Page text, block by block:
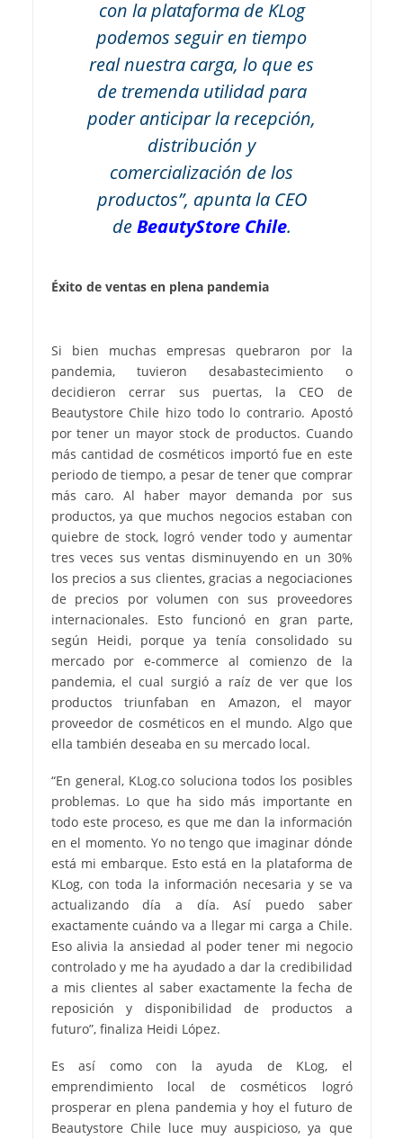
con la plataforma de KLog
podemos seguir en tiempo
real nuestra carga, lo que es
de tremenda utilidad para
poder anticipar la recepción,
distribución y
comercialización de los
productos”, apunta la CEO
deBeautyStore Chile.
Éxito de ventas en plena pandemia
Si bien muchas empresas quebraron por la
pandemia, tuvieron desabastecimiento o
decidieron cerrar sus puertas, la CEO de
Beautystore Chile hizo todo lo contrario. Apostó
por tener un mayor stock de productos. Cuando
más cantidad de cosméticos importó fue en este
periodo de tiempo, a pesar de tener que comprar
más caro. Al haber mayor demanda por sus
productos, ya que muchos negocios estaban con
quiebre de stock, logró vender todo y aumentar
tres veces sus ventas disminuyendo en un 30%
los precios a sus clientes, gracias a negociaciones
de precios por volumen con sus proveedores
internacionales. Esto funcionó en gran parte,
según Heidi, porque ya tenía consolidado su
mercado por e-commerce al comienzo de la
pandemia, el cual surgió a raíz de ver que los
productos triunfaban en Amazon, el mayor
proveedor de cosméticos en el mundo. Algo que
ella también deseaba en su mercado local.
“En general, KLog.co soluciona todos los posibles
problemas. Lo que ha sido más importante en
todo este proceso, es que me dan la información
en el momento. Yo no tengo que imaginar dónde
está mi embarque. Esto está en la plataforma de
KLog, con toda la información necesaria y se va
actualizando día a día. Así puedo saber
exactamente cuándo va a llegar mi carga a Chile.
Eso alivia la ansiedad al poder tener mi negocio
controlado y me ha ayudado a dar la credibilidad
a mis clientes al saber exactamente la fecha de
reposición y disponibilidad de productos a
futuro”, finaliza Heidi López.
Es así como con la ayuda de KLog, el
emprendimiento local de cosméticos logró
prosperar en plena pandemia y hoy el futuro de
Beautystore Chile luce muy auspicioso, ya que